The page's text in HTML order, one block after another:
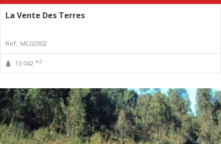
La Vente Des Terres
Ref.: MC02002
13 042 m2